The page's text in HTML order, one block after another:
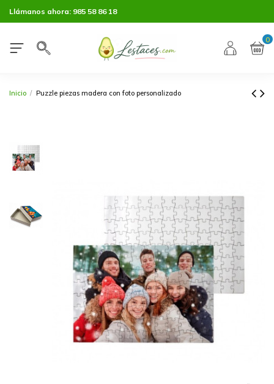
Llámanos ahora: 985 58 86 18
0
Inicio Puzzle piezas madera con foto personalizado